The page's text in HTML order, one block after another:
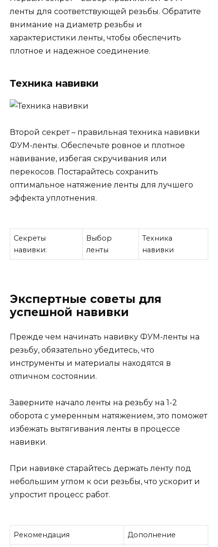
ленты для соответствующей резьбы. Обратите
внимание на диаметр резьбы и
характеристики ленты, чтобы обеспечить
плотное и надежное соединение.
Техника навивки
Второй секрет – правильная техника навивки
ФУМ-ленты. Обеспечьте ровное и плотное
навивание, избегая скручивания или
перекосов. Постарайтесь сохранить
оптимальное натяжение ленты для лучшего
эффекта уплотнения.
Секреты
навивки:
Выбор
ленты
Техника
навивки
Экспертные советы для
успешной навивки
Прежде чем начинать навивку ФУМ-ленты на
резьбу, обязательно убедитесь, что
инструменты и материалы находятся в
отличном состоянии.
Заверните начало ленты на резьбу на 1-2
оборота с умеренным натяжением, это поможет
избежать вытягивания ленты в процессе
навивки.
При навивке старайтесь держать ленту под
небольшим углом к оси резьбы, что ускорит и
упростит процесс работ.
Рекомендация Дополнение